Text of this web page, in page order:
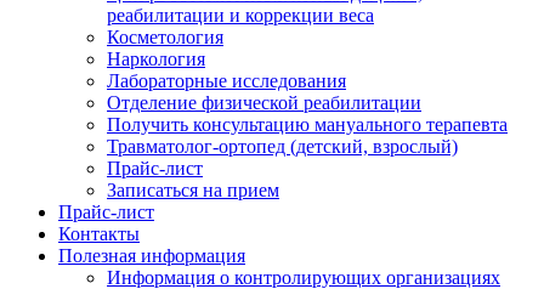
реабилитации и коррекции веса
Косметология
Наркология
Лабораторные исследования
Отделение физической реабилитации
Получить консультацию мануального терапевта
Травматолог-ортопед (детский, взрослый)
Прайс-лист
Записаться на прием
Прайс-лист
Контакты
Полезная информация
Информация о контролирующих организациях